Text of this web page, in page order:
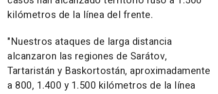
kilómetros de la línea del frente.
"Nuestros ataques de larga distancia
alcanzaron las regiones de Sarátov,
Tartaristán y Baskortostán, aproximadamente
a 800, 1.400 y 1.500 kilómetros de la línea